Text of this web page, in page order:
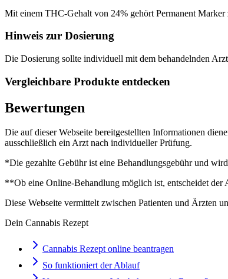
Mit einem THC-Gehalt von 24% gehört Permanent Marker
Hinweis zur Dosierung
Die Dosierung sollte individuell mit dem behandelnden
Vergleichbare Produkte entdecken
Bewertungen
Die auf dieser Webseite bereitgestellten Informationen
ausschließlich ein Arzt nach individueller Prüfung.
*Die gezahlte Gebühr ist eine Behandlungsgebühr und
**Ob eine Online-Behandlung möglich ist, entscheidet
Diese Webseite vermittelt zwischen Patienten und Ärzten
Dein Cannabis Rezept
Cannabis Rezept online beantragen
So funktioniert der Ablauf